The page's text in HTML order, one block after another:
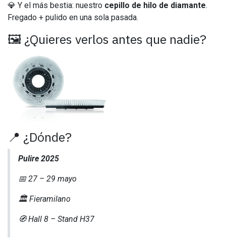
💎 Y el más bestia: nuestro cepillo de hilo de diamante.
Fregado + pulido en una sola pasada.
🖼️ ¿Quieres verlos antes que nadie?
📍 ¿Dónde?
Pulire 2025
📅 27 – 29 mayo
🏛️ Fieramilano
🧭 Hall 8 – Stand H37